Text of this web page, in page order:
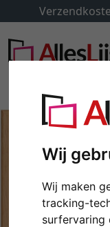
Wij
Wij maken
tracking-
surfervaring